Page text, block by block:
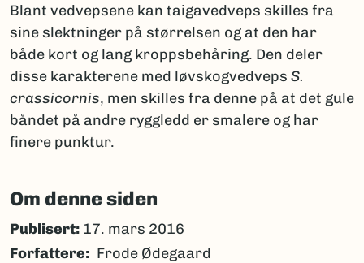
Blant vedvepsene kan taigavedveps skilles fra
sine slektninger på størrelsen og at den har
både kort og lang kroppsbehåring. Den deler
disse karakterene med løvskogvedveps S.
crassicornis, men skilles fra denne på at det gule
båndet på andre ryggledd er smalere og har
finere punktur.
Om denne siden
Publisert: 17. mars 2016
Forfattere
Frode Ødegaard